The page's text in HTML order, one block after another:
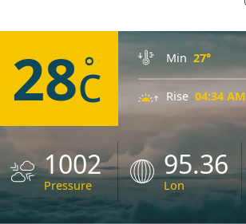
28 °
c Min 27°
Rise 04:34 AM
1002
Pressure
95.36
Lon